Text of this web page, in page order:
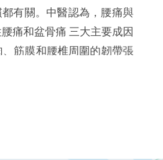
有關。中醫認為，腰痛與
痛和盆骨痛 三大主要成因
筋膜和腰椎周圍的韌帶張